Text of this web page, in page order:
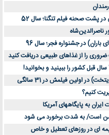
پشت صحنه فیلم تنگنا؛ سال 52
در جشنواره فجر؛ سال 96
اولین فیلمش در 31 سالگی
کنیم؟
به پایگاههای آمریکا
است/ به شدت برخورد می شود
ای در روزهای تعطیل و خاص